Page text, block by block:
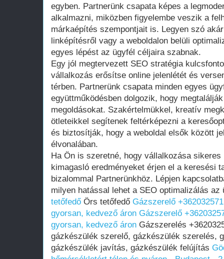
egyben. Partnerünk csapata képes a
alkalmazni, miközben figyelembe veszik a
márkaépítés szempontjait is. Legyen szó
linképítésről vagy a weboldalon belüli
egyes lépést az ügyfél céljaira szabnak.
Egy jól megtervezett SEO stratégia
vállalkozás erősítse online jelenlétét és
térben. Partnerünk csapata minden egyes
együttműködésben dolgozik, hogy
megoldásokat. Szakértelmükkel, kreatív
ötleteikkel segítenek feltérképezni a
és biztosítják, hogy a weboldal elsők között
élvonalában.
Ha Ön is szeretné, hogy vállalkozása
kimagasló eredményeket érjen el a keresési
bizalommal Partnerünkhöz. Lépjen
milyen hatással lehet a SEO optimalizálás az
tetőfedő Örs tetőfedő Gázszerelő
gyorsan, kedvező áron Gázszerelő
gyorsan, kedvező áron Gázszerelés
gázkészülék szerelő, gázkészülék szerelés,
gázkészülék javítás, gázkészülék felújítás